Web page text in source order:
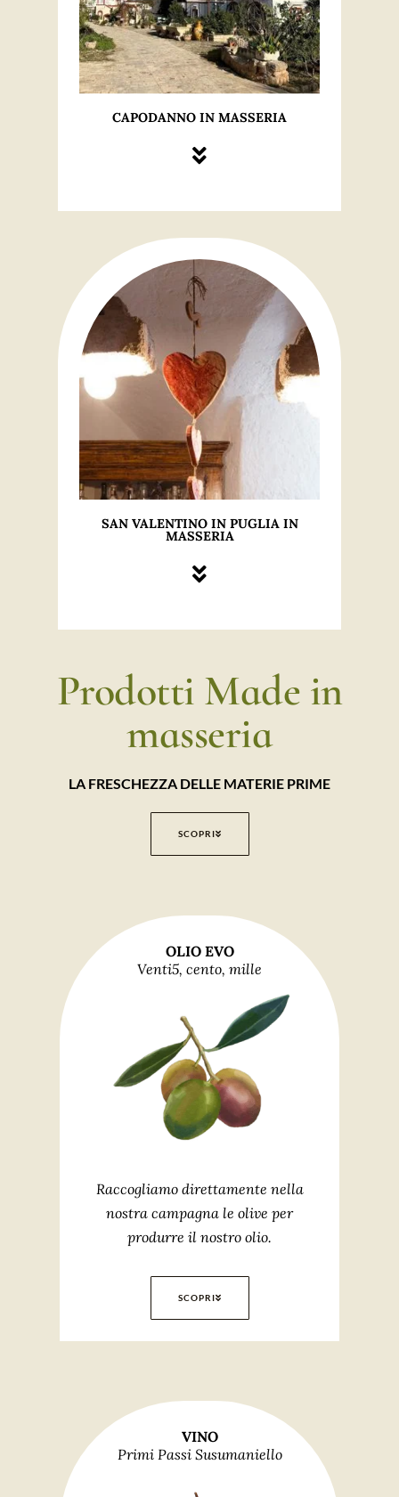
CAPODANNO IN MASSERIA
SAN VALENTINO IN PUGLIA IN
MASSERIA
Prodotti Made in
masseria
LA FRESCHEZZA DELLE MATERIE PRIME
SCOPRI
OLIO EVO
Venti5, cento, mille
Raccogliamo direttamente nella
nostra campagna le olive per
produrre il nostro olio.
SCOPRI
VINO
Primi Passi Susumaniello